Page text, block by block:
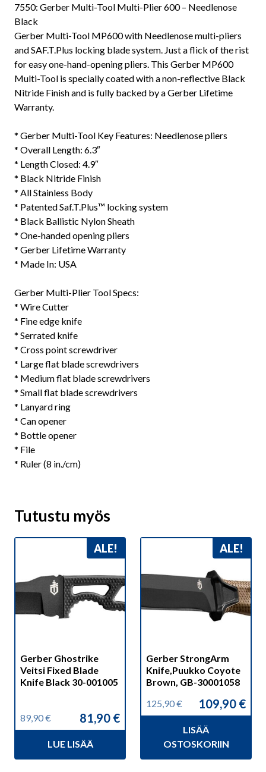
7550: Gerber Multi-Tool Multi-Plier 600 – Needlenose
Black
Gerber Multi-Tool MP600 with Needlenose multi-pliers
and SAF.T.Plus locking blade system. Just a flick of the rist
for easy one-hand-opening pliers. This Gerber MP600
Multi-Tool is specially coated with a non-reflective Black
Nitride Finish and is fully backed by a Gerber Lifetime
Warranty.
* Gerber Multi-Tool Key Features: Needlenose pliers
* Overall Length: 6.3″
* Length Closed: 4.9″
* Black Nitride Finish
* All Stainless Body
* Patented Saf.T.Plus™ locking system
* Black Ballistic Nylon Sheath
* One-handed opening pliers
* Gerber Lifetime Warranty
* Made In: USA
Gerber Multi-Plier Tool Specs:
* Wire Cutter
* Fine edge knife
* Serrated knife
* Cross point screwdriver
* Large flat blade screwdrivers
* Medium flat blade screwdrivers
* Small flat blade screwdrivers
* Lanyard ring
* Can opener
* Bottle opener
* File
* Ruler (8 in./cm)
Tutustu myös
ALE!
Gerber Ghostrike
Veitsi Fixed Blade
Knife Black 30-001005
89,90€
Alkuperäinen
hinta
89,90 €.
81,90 €
Nykyinen
hinta
81,90 €.
LUE LISÄÄ
ALE!
Gerber StrongArm
Knife,Puukko Coyote
Brown, GB-30001058
125,90€
Alkuperäinen
hinta
125,90 €.
109,90 €
Nykyinen
hinta
109,90 €.
LISÄÄ
OSTOSKORIIN